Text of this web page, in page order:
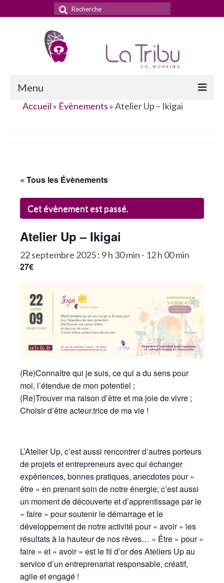
Rechercher
:
Menu
Nos services
Nos tarifs
La domiciliation commerciale
La Communauté
Annuaire des Co_Workers
Le Blog
Rejoignez-nous !
Accueil » Évènements »Atelier Up – Ikigai
« Tous les Évènements
Cet évènement est passé.
Atelier Up – Ikigai
22 septembre 2025 : 9 h 30 min - 12 h 00 min
27€
(Re)Connaître qui je suis, ce qui a du sens pour
moi, l’étendue de mon potentiel ;
(Re)Trouver ma raison d’être et ma joie de vivre ;
Choisir d’être acteur.trice de ma vie !
L’Atelier Up, c’est aussi rencontrer d’autres porteurs
de projets et entrepreneurs avec qui échanger
expériences, bonnes pratiques, anecdotes pour «
être » en prenant soin de notre énergie; c’est aussi
un moment de découverte et d’apprentissage par le
« faire » pour soutenir le démarrage et le
développement de notre activité pour « avoir » les
résultats à la hauteur de nos rêves… « Être » pour «
faire » et « avoir » est le fil d’or des Ateliers Up au
service d’un entreprenariat responsable, créatif,
agile et engagé !